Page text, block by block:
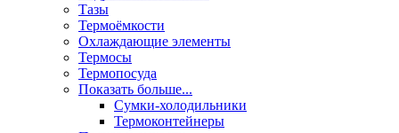
Тазы
Термоёмкости
Охлаждающие элементы
Термосы
Термопосуда
Показать больше...
Сумки-холодильники
Термоконтейнеры